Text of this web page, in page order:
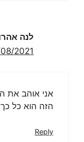
לנה
26/08/2021
אני אוהב את
הזה הוא כל כך
Reply